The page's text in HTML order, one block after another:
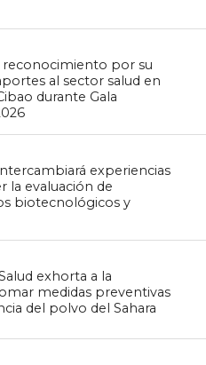
reconocimiento por su
al sector salud en
durante Gala
experiencias
la evaluación de
biotecnológicos y
exhorta a la
medidas preventivas
del polvo del Sahara